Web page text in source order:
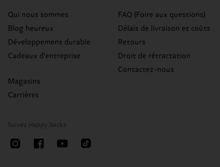
Qui nous sommes
Blog heureux
Développement durable
Cadeaux d'entreprise
Magasins
Carrières
FAQ (Foire aux questions)
Délais de livraison et coûts
Retours
Droit de rétractation
Contactez-nous
Suivez Happy Socks